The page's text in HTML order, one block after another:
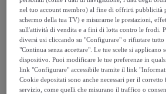
Definitive - 2200 W
22,99 €
199,00 €
-88%
nel tuo account membro) al fine di offrirti pubblicità
schermo della tua TV) e misurarne le prestazioni,
sull'attività di vendita e a fini di lotta contro le frodi.
diversi usi cliccando su "Configurare" o rifiutare tutto
"Continua senza accettare". Le tue scelte si applicano
dispositivo. Puoi modificare le tue preferenze in
link "Configurare" accessibile tramite il link
Cookie depositati sono anche necessari per il
servizio, come quelli che misurano il traffico o